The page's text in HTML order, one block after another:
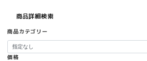
商品詳細検索
商品カテゴリー
価格